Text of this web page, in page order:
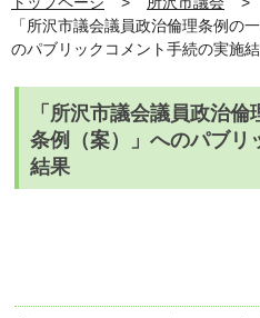
「所沢市議会議員政治倫理条例の
のパブリックコメント手続の実施
「所沢市議会議員政治
条例（案）」へのパブリ
結果